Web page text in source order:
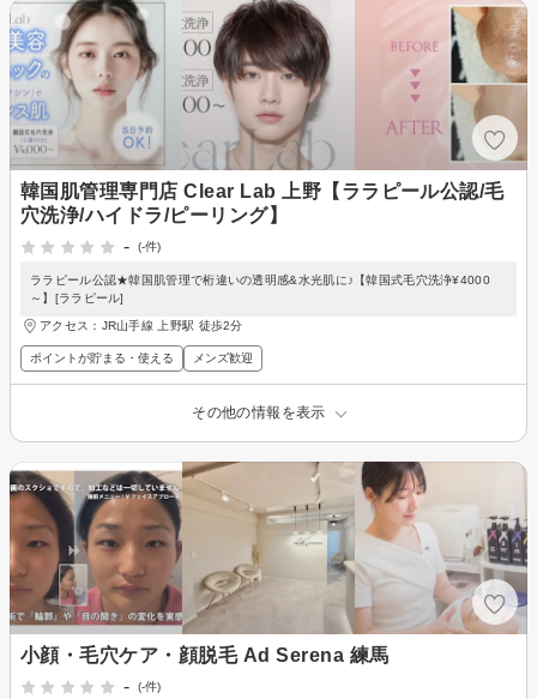
韓国肌管理専門店 Clear Lab 上野【ララピール公認/毛
穴洗浄/ハイドラ/ピーリング】
-
(-件)
ララピール公認★韓国肌管理で桁違いの透明感&水光肌に♪【韓国式毛穴洗浄¥4000
～】[ララピール]
アクセス：JR山手線 上野駅 徒歩2分
ポイントが貯まる・使える メンズ歓迎
その他の情報を表示
小顔・毛穴ケア・顔脱毛 Ad Serena 練馬
-
(-件)